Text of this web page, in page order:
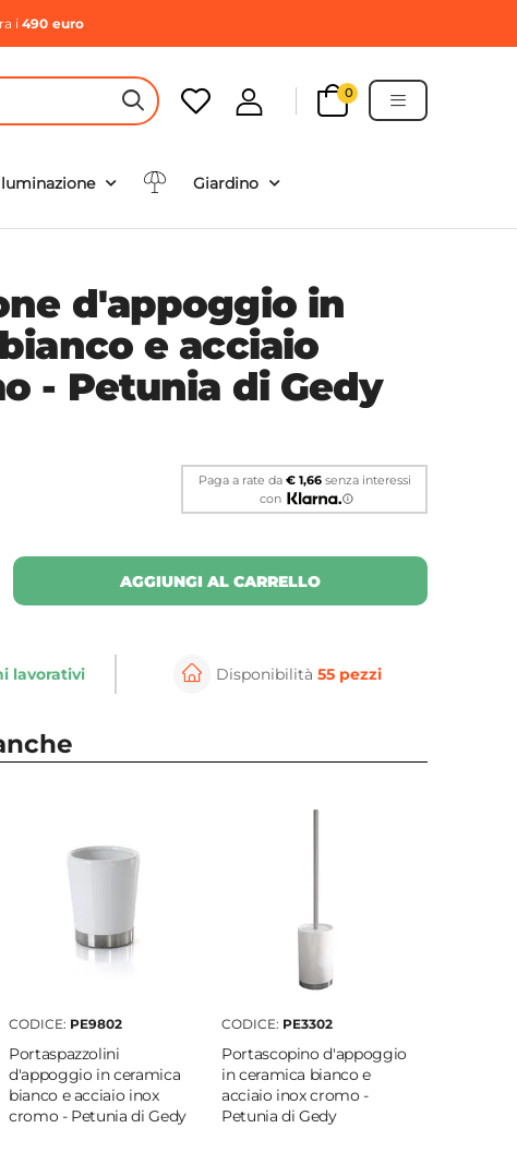
i490 euro
HEADER SEARCH BUTTON
0
Giardino
per ingrandire
d'appoggio in
e acciaio
- Petunia di Gedy
Paga a rate da € 1,66senza interessi
con
AGGIUNGI AL CARRELLO
lavorativi Disponibilità 55 pezzi
CODICE: PE9802
Portaspazzolini
d'appoggio in ceramica
bianco e acciaio inox
cromo - Petunia di Gedy
CODICE: PE3302
Portascopino d'appoggio
in ceramica bianco e
acciaio inox cromo -
Petunia di Gedy